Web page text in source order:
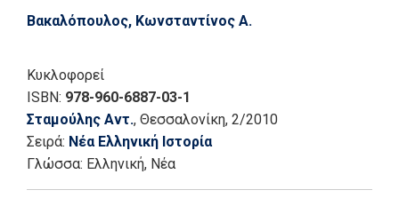
Βακαλόπουλος, Κωνσταντίνος Α.
Κυκλοφορεί
ISBN: 978-960-6887-03-1
Σταμούλης Αντ., Θεσσαλονίκη, 2/2010
Σειρά: Νέα Ελληνική Ιστορία
Γλώσσα: Ελληνική, Νέα